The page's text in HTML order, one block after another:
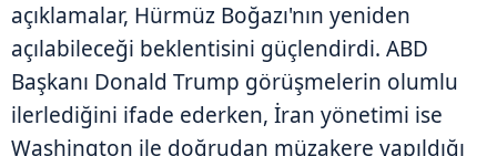
açıklamalar, Hürmüz Boğazı'nın yeniden
açılabileceği beklentisini güçlendirdi. ABD
Başkanı Donald Trump görüşmelerin olumlu
ilerlediğini ifade ederken, İran yönetimi ise
Washington ile doğrudan müzakere yapıldığı